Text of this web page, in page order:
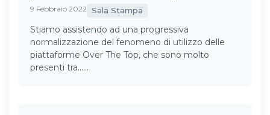
9 Febbraio 2022 Sala Stampa
Stiamo assistendo ad una progressiva
normalizzazione del fenomeno di utilizzo delle
piattaforme Over The Top, che sono molto
presenti tra……